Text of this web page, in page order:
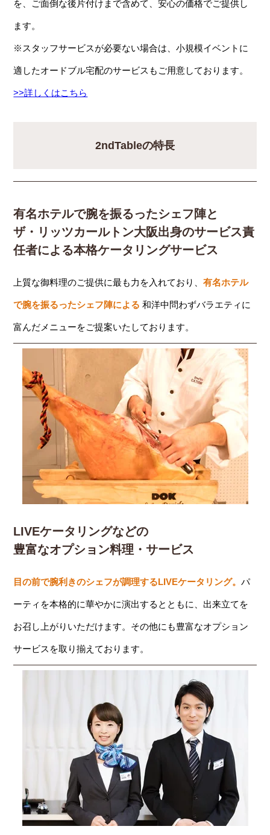
を、ご面倒な後片付けまで含めて、安心の価格でご提供し
ます。
※スタッフサービスが必要ない場合は、小規模イベントに
適したオードブル宅配のサービスもご用意しております。
>>詳しくはこちら
2ndTableの特長
有名ホテルで腕を振るったシェフ陣と
ザ・リッツカールトン大阪出身のサービス責
任者による本格ケータリングサービス
上質な御料理のご提供に最も力を入れており、有名ホテル
で腕を振るったシェフ陣による 和洋中問わずバラエティに
富んだメニューをご提案いたしております。
LIVEケータリングなどの
豊富なオプション料理・サービス
目の前で腕利きのシェフが調理するLIVEケータリング。パ
ーティを本格的に華やかに演出するとともに、出来立てを
お召し上がりいただけます。その他にも豊富なオプション
サービスを取り揃えております。